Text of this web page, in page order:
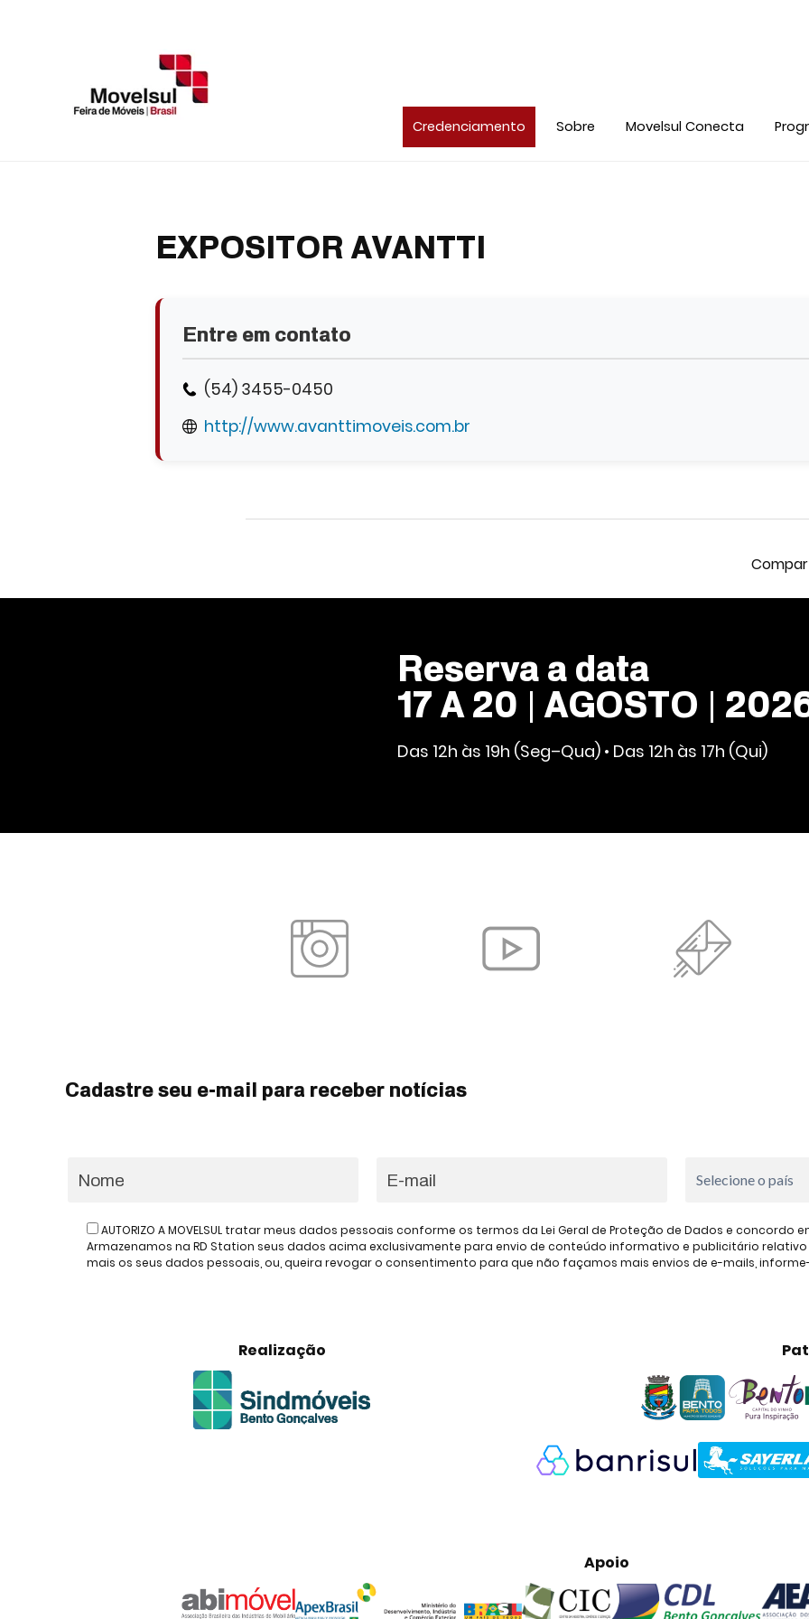
Credenciamento Sobre Movelsul Conecta
EXPOSITOR AVANTTI
Entre em contato
(54) 3455-0450
http://www.avanttimoveis.com.br
Reserva a data
17 A 20 | AGOSTO |
Das 12h às 19h (Seg–Qua) • Das 12h às 17h (Qui)
Cadastre seu e-mail para receber notícias
AUTORIZO A MOVELSUL tratar meus dados pessoais conforme os termos da Lei Geral de Proteção de Dados e
Armazenamos na RD Station seus dados acima exclusivamente para envio de conteúdo informativo e publicitário relativo à
mais os seus dados pessoais, ou, queira revogar o consentimento para que não façamos mais envios de e-mails,
Realização
Apoio